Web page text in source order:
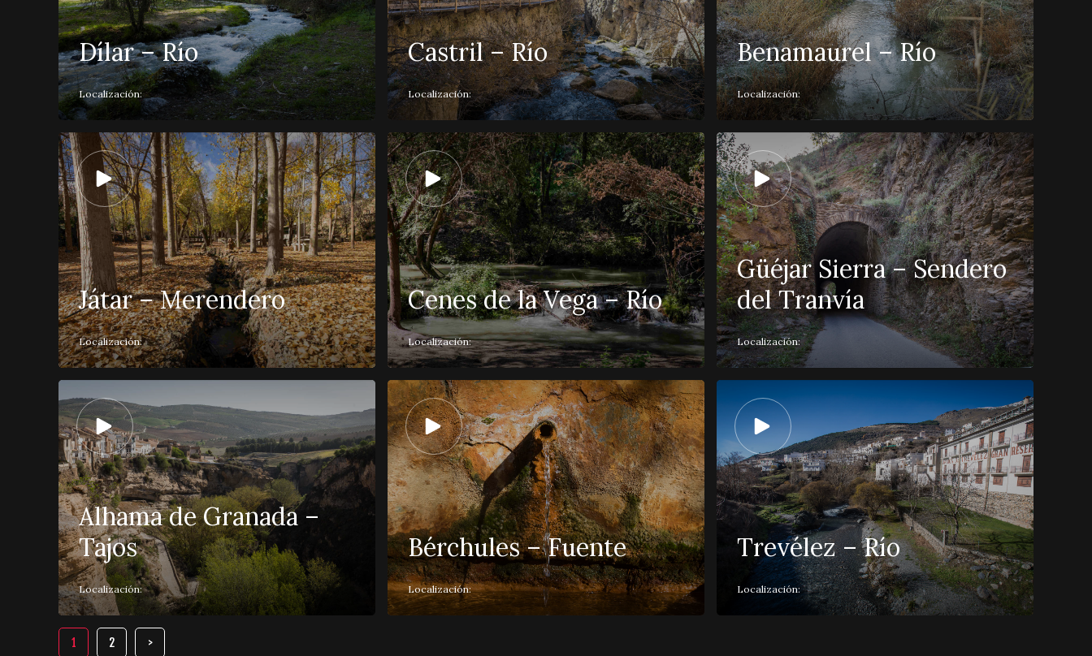
Dílar – Río
Localización:
Castril – Río
Localización:
Benamaurel – Río
Localización:
Játar – Merendero
Localización:
Cenes de la Vega – Río
Localización:
Güéjar Sierra – Sendero
del Tranvía
Localización:
Alhama de Granada –
Tajos
Localización:
Bérchules – Fuente
Localización:
Trevélez – Río
Localización:
1 2